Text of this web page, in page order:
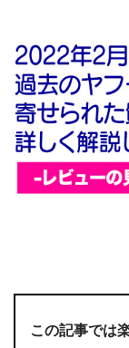
この記事では